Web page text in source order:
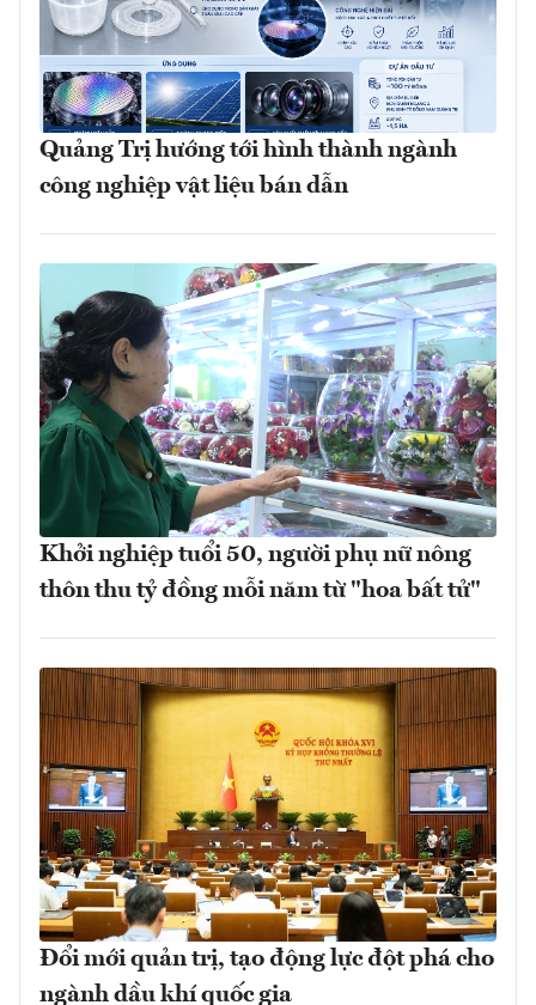
Quảng Trị hướng tới hình thành ngành
công nghiệp vật liệu bán dẫn
Khởi nghiệp tuổi 50, người phụ nữ nông
thôn thu tỷ đồng mỗi năm từ "hoa bất tử"
Đổi mới quản trị, tạo động lực đột phá cho
ngành dầu khí quốc gia